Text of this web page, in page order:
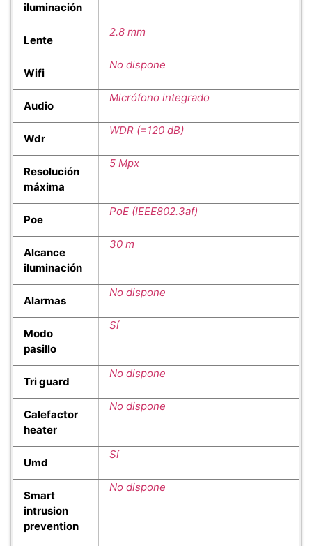
iluminación
Lente
2.8 mm
Wifi
No dispone
Audio
Micrófono integrado
Wdr
WDR (=120 dB)
Resolución
máxima
5 Mpx
Poe
PoE (IEEE802.3af)
Alcance
iluminación
30 m
Alarmas
No dispone
Modo
pasillo
Sí
Tri guard
No dispone
Calefactor
heater
No dispone
Umd
Sí
Smart
intrusion
prevention
No dispone